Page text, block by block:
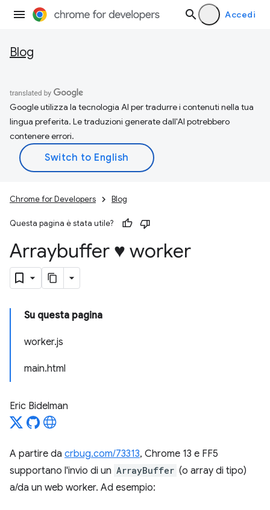
Accedi
Blog
Google utilizza la tecnologia AI per tradurre i contenuti nella tua
lingua preferita. Le traduzioni generate dall'AI potrebbero
contenere errori.
Chrome for Developers Blog
Questa pagina è stata utile?
Arraybuffer ♥ worker
Su questa pagina
worker.js
main.html
Eric Bidelman
A partire da crbug.com/73313, Chrome 13 e FF5
supportano l'invio di un ArrayBuffer (o array di tipo)
a/da un web worker. Ad esempio: